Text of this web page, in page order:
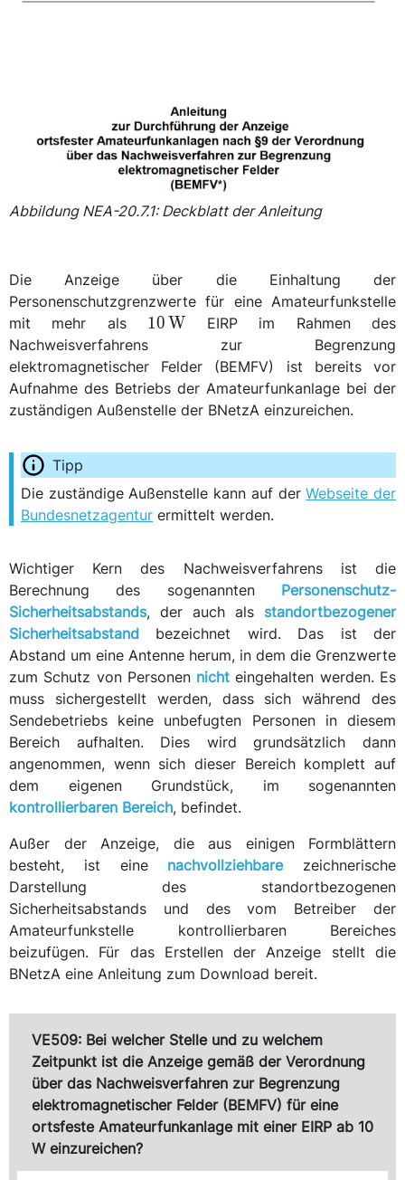
Abbildung NEA-20.7.1: Deckblatt der Anleitung
Die Anzeige über die Einhaltung der
Personenschutzgrenzwerte für eine Amateurfunkstelle
mit mehr als \qty{10}
{\watt}
10W EIRP im Rahmen des
Nachweisverfahrens zur Begrenzung
elektromagnetischer Felder (BEMFV) ist bereits vor
Aufnahme des Betriebs der Amateurfunkanlage bei der
zuständigen Außenstelle der BNetzA einzureichen.
Die zuständige Außenstelle kann auf derWebseite der
Bundesnetzagentur ermittelt werden.
Wichtiger Kern des Nachweisverfahrens ist die
Berechnung des sogenannten Personenschutz-
Sicherheitsabstands, der auch als standortbezogener
Sicherheitsabstand bezeichnet wird. Das ist der
Abstand um eine Antenne herum, in dem die Grenzwerte
zum Schutz von Personen nicht eingehalten werden. Es
muss sichergestellt werden, dass sich während des
Sendebetriebs keine unbefugten Personen in diesem
Bereich aufhalten. Dies wird grundsätzlich dann
angenommen, wenn sich dieser Bereich komplett auf
dem eigenen Grundstück, im sogenannten
kontrollierbaren Bereich, befindet.
Außer der Anzeige, die aus einigen Formblättern
besteht, ist eine nachvollziehbarezeichnerische
Darstellung des standortbezogenen
Sicherheitsabstands und des vom Betreiber der
Amateurfunkstelle kontrollierbaren Bereiches
beizufügen. Für das Erstellen der Anzeige stellt die
BNetzA eine Anleitung zum Download bereit.
VE509: Bei welcher Stelle und zu welchem
Zeitpunkt ist die Anzeige gemäß der Verordnung
über das Nachweisverfahren zur Begrenzung
elektromagnetischer Felder (BEMFV) für eine
ortsfeste Amateurfunkanlage mit einer EIRP ab 10
W einzureichen?